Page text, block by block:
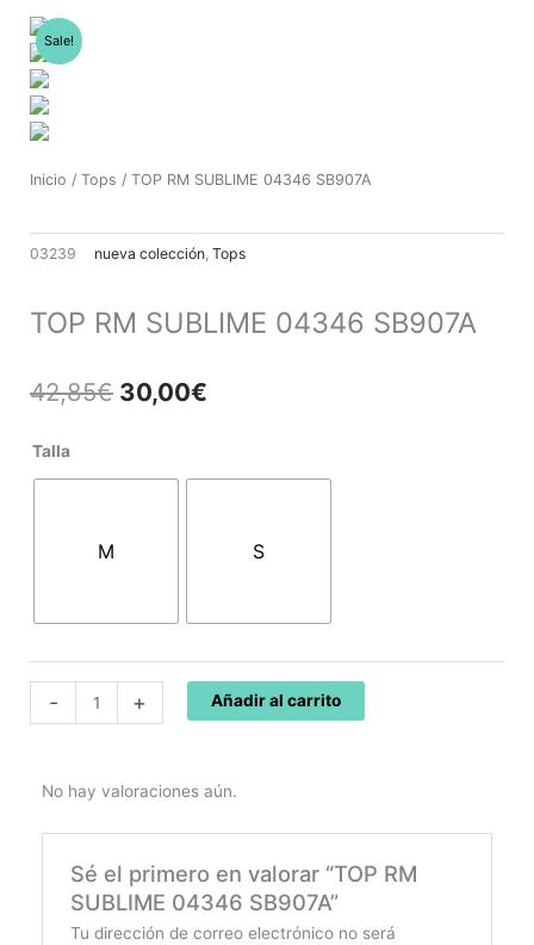
contenido
Sale!
Inicio / Tops / TOP RM SUBLIME 04346 SB907A
03239 nueva colección Tops
TOP RM SUBLIME 04346 SB907A
42,85€ El
30,00€
Talla
M S
-
TOP
+ Añadir al carrito
No hay valoraciones aún.
Sé el primero en valorar “TOP RM
SUBLIME 04346 SB907A”
Tu dirección de correo electrónico no será